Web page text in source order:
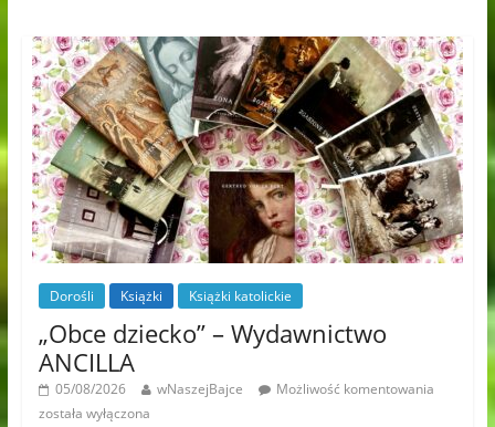
Dorośli Książki Książki katolickie
„Obce dziecko” – Wydawnictwo
ANCILLA
05/08/2026 wNaszejBajce
Możliwość komentowania
została wyłączona